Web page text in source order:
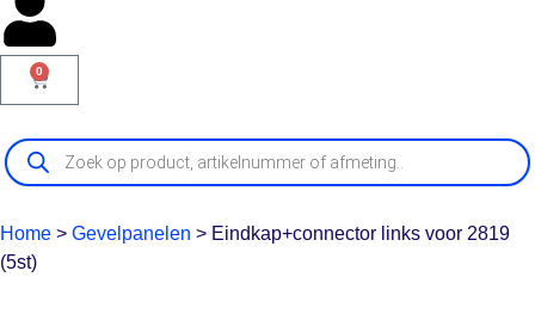
0
Home > Gevelpanelen > Eindkap+connector links voor 2819
(5st)